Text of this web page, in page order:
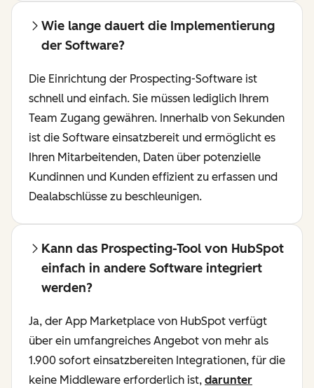
Wie lange dauert die Implementierung
der Software?
Die Einrichtung der Prospecting-Software ist
schnell und einfach. Sie müssen lediglich Ihrem
Team Zugang gewähren. Innerhalb von Sekunden
ist die Software einsatzbereit und ermöglicht es
Ihren Mitarbeitenden, Daten über potenzielle
Kundinnen und Kunden effizient zu erfassen und
Dealabschlüsse zu beschleunigen.
Kann das Prospecting-Tool von HubSpot
einfach in andere Software integriert
werden?
Ja, der App Marketplace von HubSpot verfügt
über ein umfangreiches Angebot von mehr als
1.900 sofort einsatzbereiten Integrationen, für die
keine Middleware erforderlich ist, darunter